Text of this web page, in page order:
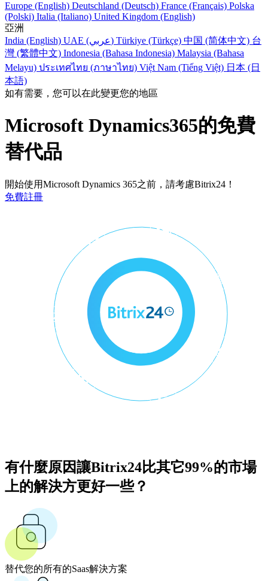
Europe (English) Deutschland (Deutsch) France (Français) Polska
(Polski) Italia (Italiano) United Kingdom (English)
亞洲
India (English)
UAE (عربي) Türkiye (Türkçe) 中国 (简体中文) 台
灣 (繁體中文) Indonesia (Bahasa Indonesia) Malaysia (Bahasa
Melayu) ประเทศไทย (ภาษาไทย) Việt Nam (Tiếng Việt) 日本 (日
本語)
如有需要，您可以在此變更您的地區
Microsoft Dynamics365的免費
替代品
開始使用Microsoft Dynamics 365之前，請考慮Bitrix24！
免費註冊
有什麼原因讓Bitrix24比其它99%的市場
上的解決方更好一些？
替代您的所有的Saas解決方案